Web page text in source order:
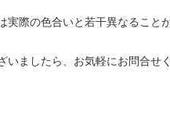
際の色合いと若干異なることが
ましたら、お気軽にお問合せく